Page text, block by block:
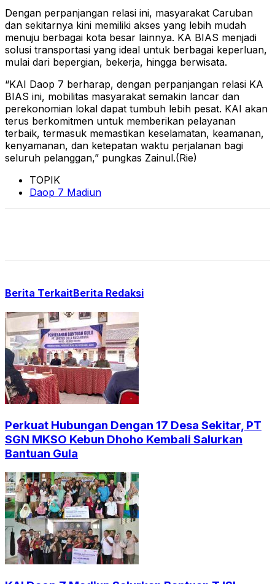
Dengan perpanjangan relasi ini, masyarakat Caruban
dan sekitarnya kini memiliki akses yang lebih mudah
menuju berbagai kota besar lainnya. KA BIAS menjadi
solusi transportasi yang ideal untuk berbagai keperluan,
mulai dari bepergian, bekerja, hingga berwisata.
“KAI Daop 7 berharap, dengan perpanjangan relasi KA
BIAS ini, mobilitas masyarakat semakin lancar dan
perekonomian lokal dapat tumbuh lebih pesat. KAI akan
terus berkomitmen untuk memberikan pelayanan
terbaik, termasuk memastikan keselamatan, keamanan,
kenyamanan, dan ketepatan waktu perjalanan bagi
seluruh pelanggan,” pungkas Zainul.(Rie)
TOPIK
Daop 7 Madiun
Berita TerkaitBerita Redaksi
Perkuat Hubungan Dengan 17 Desa Sekitar, PT
SGN MKSO Kebun Dhoho Kembali Salurkan
Bantuan Gula